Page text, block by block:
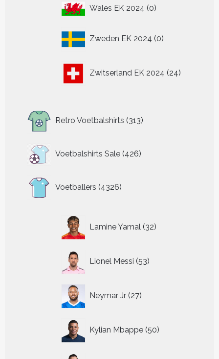
Wales EK 2024 00
Zweden EK 2024 0
producten
Zwitserland EK 2024 24
producten
Retro Voetbalshirts 313
producten
Voetbalshirts Sale 426
426
producten
Voetballers 4326
producten
Lamine Yamal 32
producten
Lionel Messi 53
producten
Neymar Jr 27
producten
Kylian Mbappe 50
producten